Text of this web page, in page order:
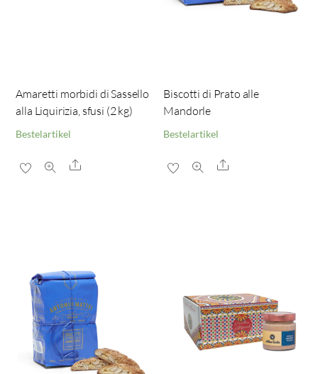
Amaretti morbidi di Sassello
alla Liquirizia, sfusi (2 kg)
Bestelartikel
Share
Biscotti di Prato alle
Mandorle
Bestelartikel
Share